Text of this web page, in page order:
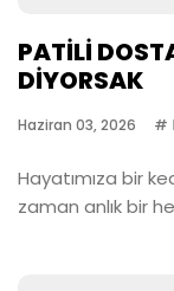
PATİLİ
DİYORSAK
Haziran 03, 2026
Hayatımıza bir
zaman anlık bir